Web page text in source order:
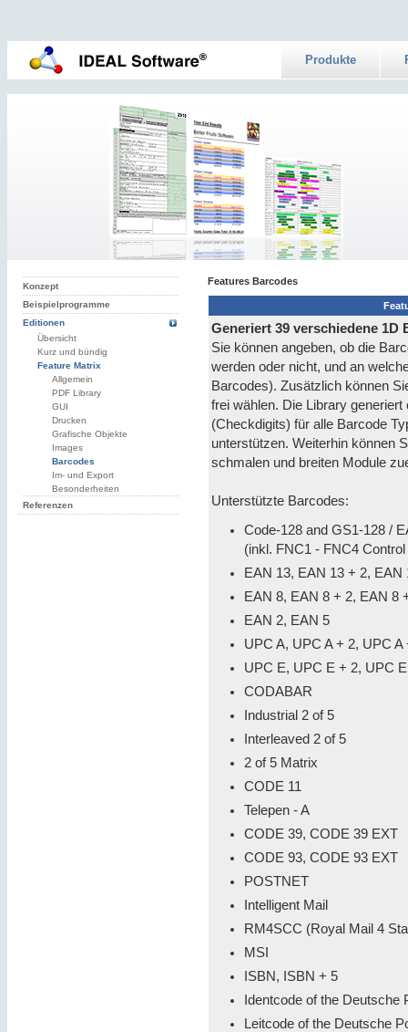
Produkte
Konzept
Beispielprogramme
Editionen
Übersicht
Kurz und bündig
Feature Matrix
Allgemein
PDF Library
GUI
Drucken
Grafische Objekte
Images
Barcodes
Im- und Export
Besonderheiten
Referenzen
Features Barcodes
Generiert 39 verschiedene 1D
Sie können angeben, ob die
werden oder nicht, und an
Barcodes). Zusätzlich können
frei wählen. Die Library generiert
(Checkdigits) für alle Barcode
unterstützen. Weiterhin können
schmalen und breiten Module
Unterstützte Barcodes:
Code-128 and GS1-128 /
(inkl. FNC1 - FNC4
EAN 13, EAN 13 + 2, EAN
EAN 8, EAN 8 + 2, EAN 8
EAN 2, EAN 5
UPC A, UPC A + 2, UPC A
UPC E, UPC E + 2, UPC
CODABAR
Industrial 2 of 5
Interleaved 2 of 5
2 of 5 Matrix
CODE 11
Telepen - A
CODE 39, CODE 39 EXT
CODE 93, CODE 93 EXT
POSTNET
Intelligent Mail
RM4SCC (Royal Mail 4
MSI
ISBN, ISBN + 5
Identcode of the Deutsche
Leitcode of the Deutsche